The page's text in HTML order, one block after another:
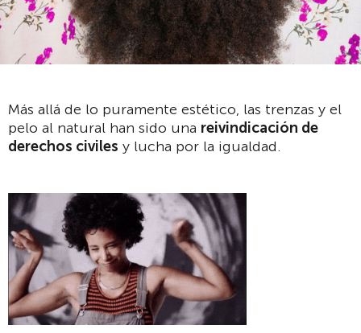
Más allá de lo puramente estético, las trenzas y el
pelo al natural han sido una reivindicación de
derechos civiles y lucha por la igualdad.